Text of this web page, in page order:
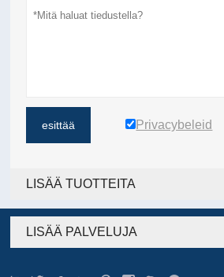
esittää Privacybeleid
LISÄÄ TUOTTEITA
LISÄÄ PALVELUJA